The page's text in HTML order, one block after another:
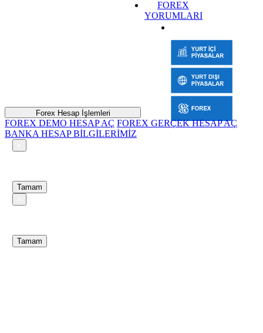
FOREX
YORUMLARI
Forex Hesap İşlemleri
FOREX DEMO HESAP AÇ FOREX GERÇEK HESAP AÇ
BANKA HESAP BİLGİLERİMİZ
Tamam
Tamam